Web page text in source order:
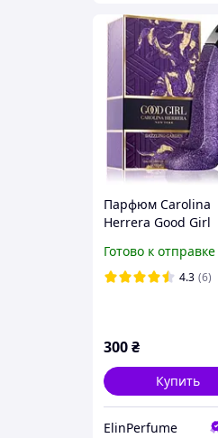
Парфюм Carolina
Herrera Good Girl
(Каролина
Герл Дезлинг
Готово к отправке
4.3 (6)
300₴
Купить
ElinPerfume